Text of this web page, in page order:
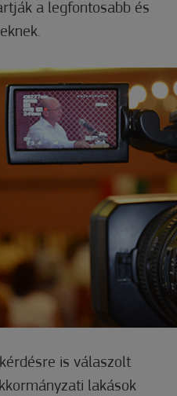
a legfontosabb és
is válaszolt
lakások